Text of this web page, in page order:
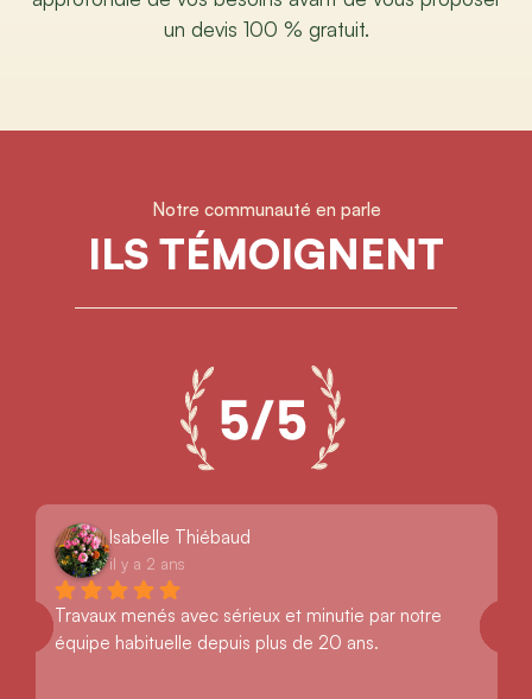
un devis 100 % gratuit.
Notre communauté en parle
ILS TÉMOIGNENT
Isabelle Thiébaud
il y a 2 ans
Travaux menés avec sérieux et minutie par notre
équipe habituelle depuis plus de 20 ans.